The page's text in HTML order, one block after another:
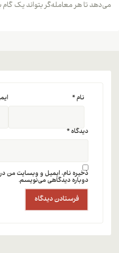
تا هر معامله‌گر بتواند یک گام به
دیدگاه*
ایمیل*
ذخیره نام، ایمیل و وبسایت من در
دوباره دیدگاهی می‌نویسم.